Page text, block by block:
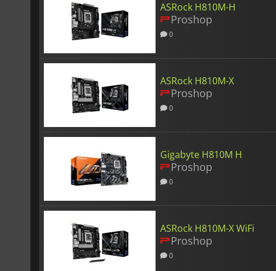
ASRock H810M-H
Proshop
0
ASRock H810M-X
Proshop
0
Gigabyte H810M H
Proshop
0
ASRock H810M-X WiFi
Proshop
0